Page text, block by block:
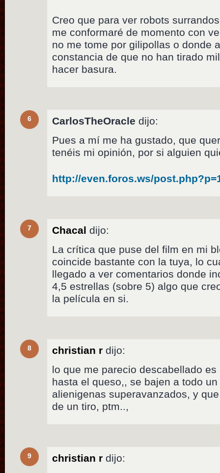
Creo que para ver robots
me conformaré de momento con
no me tome por gilipollas o donde
constancia de que no han tirado
hacer basura.
6 CarlosTheOracle dijo:
Pues a mí me ha gustado, que
tenéis mi opinión, por si alguien
http://even.foros.ws/
7 Chacal dijo:
La crítica que puse del film en mi
coincide bastante con la tuya, lo
llegado a ver comentarios donde
4,5 estrellas (sobre 5) algo que
la película en si.
8 christian r dijo:
lo que me parecio descabellado
hasta el queso,, se bajen a todo
alienigenas superavanzados, y
de un tiro, ptm..,
9 christian r dijo: